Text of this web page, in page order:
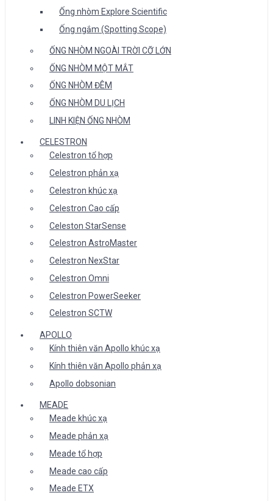
Ống nhòm Explore Scientific
Ống ngắm (Spotting Scope)
ỐNG NHÒM NGOÀI TRỜI CỠ LỚN
ỐNG NHÒM MỘT MẮT
ỐNG NHÒM ĐÊM
ỐNG NHÒM DU LỊCH
LINH KIỆN ỐNG NHÒM
CELESTRON
Celestron tổ hợp
Celestron phản xạ
Celestron khúc xạ
Celestron Cao cấp
Celeston StarSense
Celestron AstroMaster
Celestron NexStar
Celestron Omni
Celestron PowerSeeker
Celestron SCTW
APOLLO
Kính thiên văn Apollo khúc xạ
Kính thiên văn Apollo phản xạ
Apollo dobsonian
MEADE
Meade khúc xạ
Meade phản xạ
Meade tổ hợp
Meade cao cấp
Meade ETX